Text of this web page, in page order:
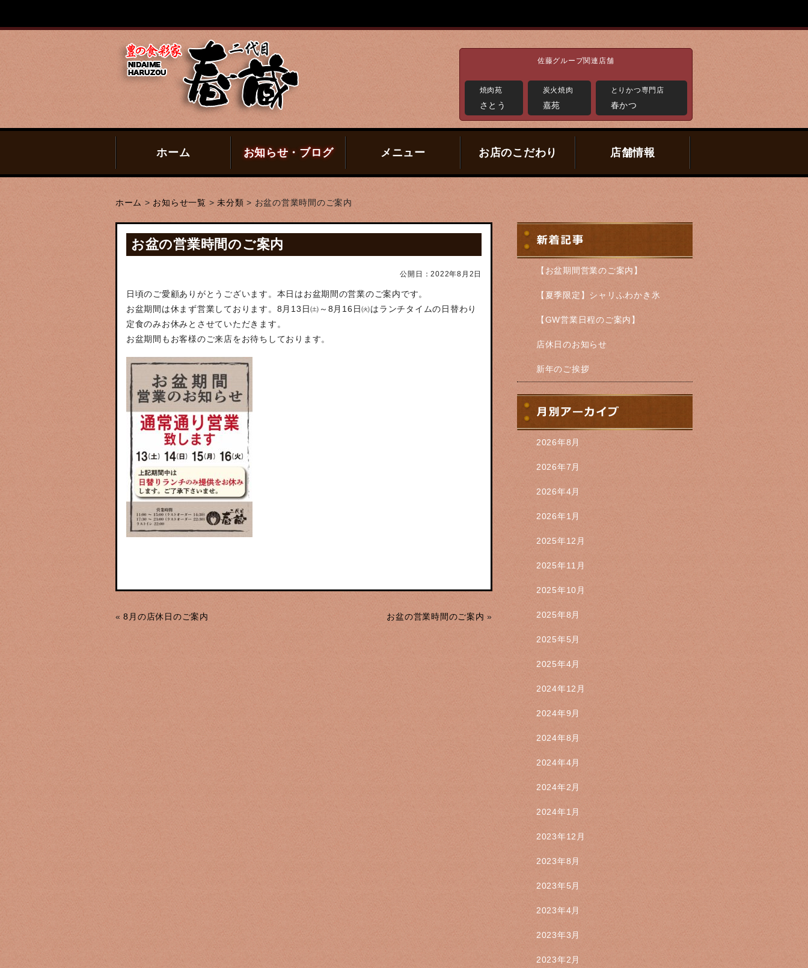
佐藤グループ関連店舗
焼肉苑
さとう
炭火焼肉
嘉苑
とりかつ専門店
春かつ
ホーム お知らせ・ブログ メニュー お店のこだわり 店舗情報
ホーム > お知らせ一覧 >未分類 > お盆の営業時間のご案内
お盆の営業時間のご案内
公開日：2022年8月2日
日頃のご愛顧ありがとうございます。 本日はお盆期間の営業のご案内です。
お盆期間は休まず営業しております。 8月13日㈯～8月16日㈫はランチタイムの日替わり
定食のみお休みとさせていただきます。
お盆期間もお客様のご来店をお待ちしております。
«8月の店休日のご案内 お盆の営業時間のご案内 »
【お盆期間営業のご案内】
【夏季限定】シャリふわかき氷
【GW営業日程のご案内】
店休日のお知らせ
新年のご挨拶
2026年8月
2026年7月
2026年4月
2026年1月
2025年12月
2025年11月
2025年10月
2025年8月
2025年5月
2025年4月
2024年12月
2024年9月
2024年8月
2024年4月
2024年2月
2024年1月
2023年12月
2023年8月
2023年5月
2023年4月
2023年3月
2023年2月